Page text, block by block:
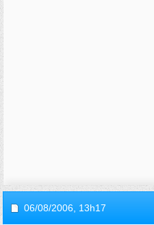
06/08/2006, 13h17